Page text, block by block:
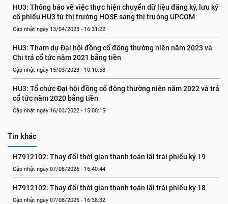
HU3: Thông báo về việc thực hiện chuyển dữ liệu đăng ký, lưu ký
cổ phiếu HU3 từ thị trường HOSE sang thị trường UPCOM
Cập nhật ngày 13/04/2023 - 16:31:22
HU3: Tham dự Đại hội đồng cổ đông thường niên năm 2023 và
Chi trả cổ tức năm 2021 bằng tiền
Cập nhật ngày 15/03/2023 - 10:10:53
HU3: Tổ chức Đại hội đồng cổ đông thường niên năm 2022 và trả
cổ tức năm 2020 bằng tiền
Cập nhật ngày 16/03/2022 - 15:00:15
Tin khác
H7912102: Thay đổi thời gian thanh toán lãi trái phiếu kỳ 19
Cập nhật ngày 07/08/2026 - 16:40:44
H7912102: Thay đổi thời gian thanh toán lãi trái phiếu kỳ 18
Cập nhật ngày 07/08/2026 - 16:38:32